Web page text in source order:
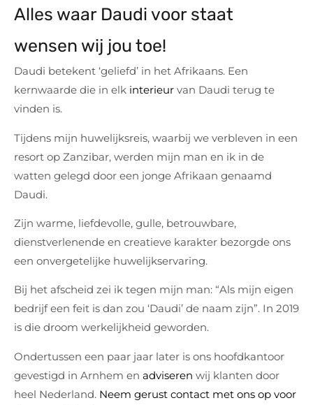
Alles waar Daudi voor staat
wensen wij jou toe!
Daudi betekent ‘geliefd’ in het Afrikaans. Een
kernwaarde die in elk interieur van Daudi terug te
vinden is.
Tijdens mijn huwelijksreis, waarbij we verbleven in een
resort op Zanzibar, werden mijn man en ik in de
watten gelegd door een jonge Afrikaan genaamd
Daudi.
Zijn warme, liefdevolle, gulle, betrouwbare,
dienstverlenende en creatieve karakter bezorgde ons
een onvergetelijke huwelijkservaring.
Bij het afscheid zei ik tegen mijn man: “Als mijn eigen
bedrijf een feit is dan zou ‘Daudi’ de naam zijn”. In 2019
is die droom werkelijkheid geworden.
Ondertussen een paar jaar later is ons hoofdkantoor
gevestigd in Arnhem en adviseren wij klanten door
heel Nederland. Neem gerust contact met ons op voor